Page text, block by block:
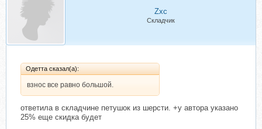
Zxc
Складчик
Одетта сказал(а):
взнос все равно большой.
ответила в складчине петушок из шерсти. +у автора указано
25% еще скидка будет